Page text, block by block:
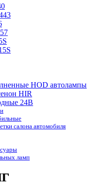
HOD автолампы
HIR
24B
салона автомобиля
ламп